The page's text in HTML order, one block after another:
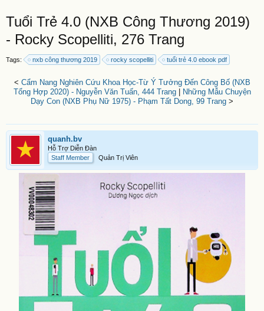
Tuổi Trẻ 4.0 (NXB Công Thương 2019)
- Rocky Scopelliti, 276 Trang
Tags: nxb công thương 2019 rocky scopelliti tuổi trẻ 4.0 ebook pdf
< Cẩm Nang Nghiên Cứu Khoa Học-Từ Ý Tưởng Đến Công Bố (NXB
Tổng Hợp 2020) - Nguyễn Văn Tuấn, 444 Trang|
Những Mẫu Chuyện
Dạy Con (NXB Phụ Nữ 1975) - Phạm Tất Dong, 99 Trang >
quanh.bv
Hỗ Trợ Diễn Đàn
Staff Member
Quản Trị Viên